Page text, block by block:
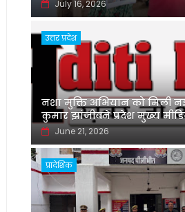
July 16, 2026
उत्तर प्रदेश
नशा मुक्ति अभियान को मिली
कुमार झांजीबने प्रदेश मुख्य
June 21, 2026
प्रादेशिक